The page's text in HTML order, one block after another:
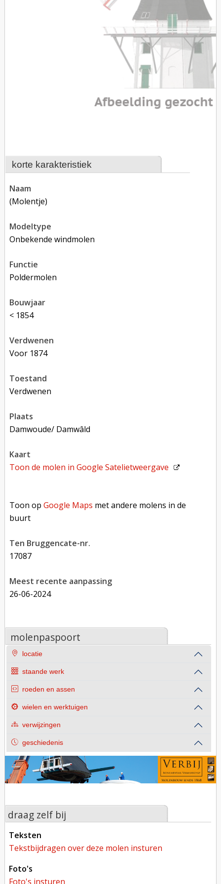
korte karakteristiek
naam
(molentje)
modeltype
Onbekende windmolen
functie
poldermolen
bouwjaar
< 1854
verdwenen
voor 1874
toestand
verdwenen
plaats
Damwoude/ Damwâld
kaart
Toon de molen inGoogle Satelietweergave
Toon opGoogle Maps met andere molens in de
buurt
Ten Bruggencate-nr.
17087
Meest recente aanpassing
26-06-2024
molenpaspoort
locatie
staande werk
roeden en assen
wielen en werktuigen
verwijzingen
geschiedenis
draag zelf bij
teksten
tekstbijdragen over deze molen insturen
foto's
foto's insturen